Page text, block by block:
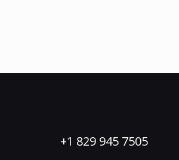
+1 829 945 7505